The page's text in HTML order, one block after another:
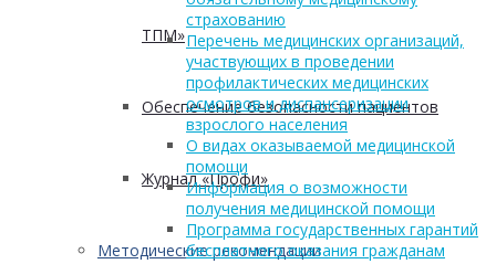
ТПМ»
Обеспечение безопасности пациентов
Журнал «Профи»
Методические рекомендации
страхованию
Перечень медицинских организаций,
участвующих в проведении
профилактических медицинских
осмотров и диспансеризации
взрослого населения
О видах оказываемой медицинской
помощи
Информация о возможности
получения медицинской помощи
Программа государственных гарантий
бесплатного оказания гражданам